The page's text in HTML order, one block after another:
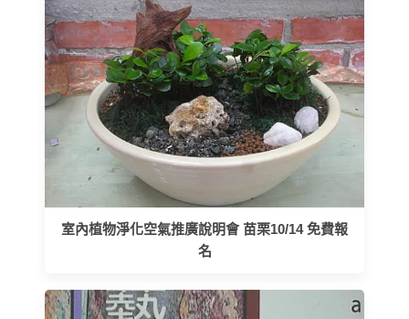
室內植物淨化空氣推廣說明會 苗栗10/14 免費報
名